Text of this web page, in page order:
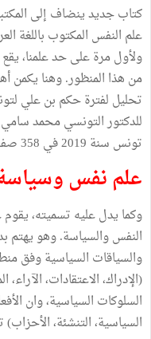
كتاب جديد ينضاف إلى
علم النفس المكتوب باللغة
ولأول مرة على حد علمنا،
من هذا المنظور. وهنا يكمن
تحليل لفترة حكم بن علي
للدكتور التونسي محمد
تونس سنة 2019 في 358 صفحة.
علم نفس
وكما يدل عليه تسميته،
النفس والسياسة. وهو يهتم
والسياقات السياسية وفق
(الإدراك، الاعتقادات،
السلوكات السياسية، وان
السياسية، التنشئة،